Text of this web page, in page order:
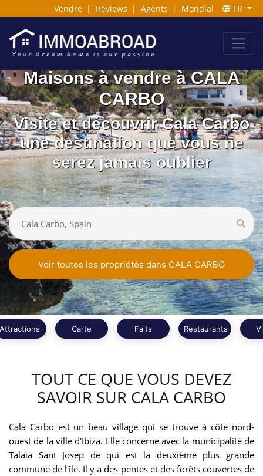
Vendre | Reviews | Agents | Mondial FR
Maisons à vendre à CALA
CARBO
Visite et découvrir Cala Carbo
une destination que vous ne
serez jamais oublier
Voir toutes les propriétés dans CALA CARBO
Attractions Carte Faits Restaurants
TOUT CE QUE VOUS DEVEZ
SAVOIR SUR CALA CARBO
Cala Carbo est un beau village qui se trouve à côte nord-
ouest de la ville d'Ibiza. Elle concerne avec la municipalité de
Talaia Sant Josep de qui est la deuxième plus grande
commune de l'île. Il y a des pentes et des forêts couvertes de